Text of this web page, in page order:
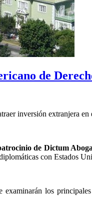
de
inversión extranjera en
de Dictum
con Estados
los